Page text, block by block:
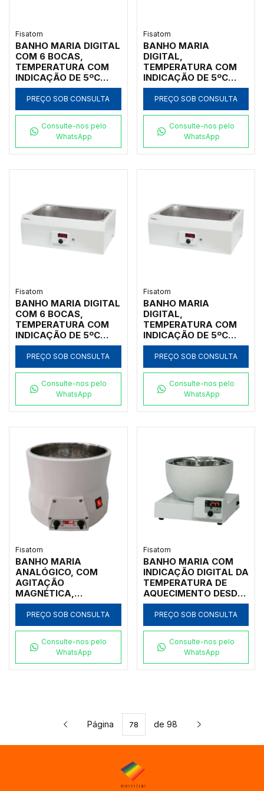
Fisatom
BANHO MARIA DIGITAL
COM 6 BOCAS,
TEMPERATURA COM
INDICAÇÃO DE 5ºC
ACIMA DA AMBIENTE
ATÉ 175ºC,
CAPACIDADE 20
INTERNA EM AÇO
INOXIDÁVEL INOX NO
FORMATO
CIRCULAÇÃO, 110V -
PREÇO SOB CONSULTA
Consulte-nos pelo
WhatsApp
Fisatom
BANHO MARIA
DIGITAL,
TEMPERATURA COM
INDICAÇÃO DE 5ºC
ACIMA DA AMBIENTE
ATÉ 175ºC,
CAPACIDADE 20
INTERNA EM AÇO INOX
NO FORMATO
RETANGULAR, SEM
TAMPA, 110V -
PREÇO SOB CONSULTA
Consulte-nos pelo
WhatsApp
Fisatom
BANHO MARIA DIGITAL
COM 6 BOCAS,
TEMPERATURA COM
INDICAÇÃO DE 5ºC
ACIMA DA AMBIENTE
ATÉ 95ºC,
CAPACIDADE 20
INTERNA EM AÇO
INOXIDÁVEL INOX NO
FORMATO
CIRCULAÇÃO, 110V -
MODELO: 005721-IC
PREÇO SOB CONSULTA
Consulte-nos pelo
WhatsApp
Fisatom
BANHO MARIA
DIGITAL,
TEMPERATURA COM
INDICAÇÃO DE 5ºC
ACIMA DA AMBIENTE
ATÉ 95ºC,
CAPACIDADE 20
INTERNA EM AÇO INOX
NO FORMATO
RETANGULAR, SEM
TAMPA, 110V -
PREÇO SOB CONSULTA
Consulte-nos pelo
WhatsApp
Fisatom
BANHO MARIA
ANALÓGICO, COM
AGITAÇÃO
MAGNÉTICA,
TEMPERATURA
CONTROLÁVEL DESDE
50ºC ATÉ 120ºC,
LITROS, CUBA
INTERNA EM AÇO INOX
NO FORMATO
PREÇO SOB CONSULTA
Consulte-nos pelo
WhatsApp
Fisatom
BANHO MARIA COM
INDICAÇÃO DIGITAL DA
TEMPERATURA DE
AQUECIMENTO DESDE
50ºC ATÉ 150ºC, CUBA
INTERNA EM AÇO
INOXIDÁVEL COM
SEM TAMPA, SEM
CIRCULAÇÃO, 110V -
MODELO 005581
PREÇO SOB CONSULTA
Consulte-nos pelo
WhatsApp
Página de 98